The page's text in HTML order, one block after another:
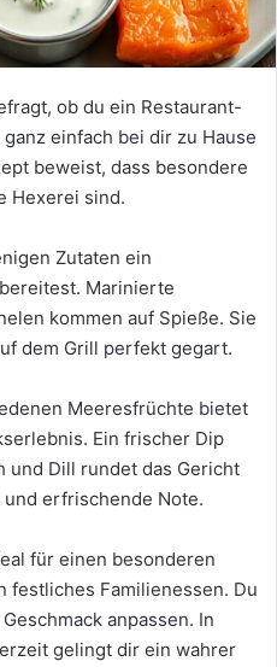
ob du ein Restaurant-
einfach bei dir zu Hause
beweist, dass besondere
Hexerei sind.
Zutaten ein
Marinierte
kommen auf Spieße. Sie
dem Grill perfekt gegart.
Meeresfrüchte bietet
Ein frischer Dip
und Dill rundet das Gericht
erfrischende Note.
für einen besonderen
festliches Familienessen. Du
anpassen. In
gelingt dir ein wahrer